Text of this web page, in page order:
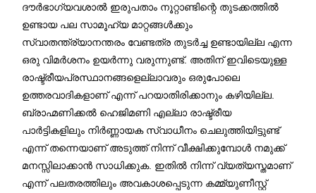
ദൗര്‍ഭാഗ്യവശാല്‍ ഇരുപതാം നൂറ്റാണ്ടിന്റെ തുടക്കത്തില്‍
ഉണ്ടായ പല സാമൂഹ്യ മാറ്റങ്ങള്‍ക്കും
സ്വാതന്ത്ര്യാനന്തരം വേണ്ടത്ര തുടര്‍ച്ച ഉണ്ടായില്ല എന്ന
ഒരു വിമര്‍ശനം ഉയര്‍ന്നു വരുന്നുണ്ട്. അതിന് ഇവിടെയുള്ള
രാഷ്ട്രീയപ്രസ്ഥാനങ്ങളെല്ലാവരും ഒരുപോലെ
ഉത്തരവാദികളാണ് എന്ന് പറയാതിരിക്കാനും കഴിയില്ല.
ബ്രാഹ്മണിക്കല്‍ ഹെജിമണി എല്ലാ രാഷ്ട്രീയ
പാര്‍ട്ടികളിലും നിര്‍ണ്ണായക സ്വാധീനം ചെലുത്തിയിട്ടുണ്ട്
എന്ന് തന്നെയാണ് അടുത്ത് നിന്ന് വീക്ഷിക്കുമ്പോള്‍ നമുക്ക്
മനസ്സിലാക്കാന്‍ സാധിക്കുക. ഇതില്‍ നിന്ന് വ്യത്യസ്തമാണ്
എന്ന് പലതരത്തിലും അവകാശപ്പെടുന്ന കമ്മ്യുണീസ്റ്റ്